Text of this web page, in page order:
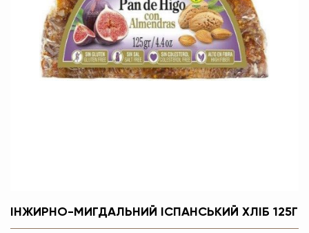
ІНЖИРНО-МИГДАЛЬНИЙ ІСПАНСЬКИЙ ХЛІБ 125Г